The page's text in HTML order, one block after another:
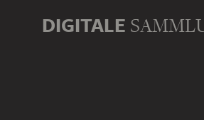
DIGITALE